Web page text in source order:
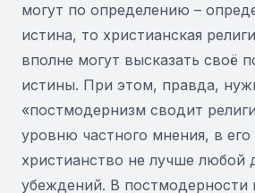
могут по определению –
истина, то христианская
вполне могут высказать своё
истины. При этом, правда,
«постмодернизм сводит
уровню частного мнения, в его
христианство не лучше любой
убеждений. В постмодерности